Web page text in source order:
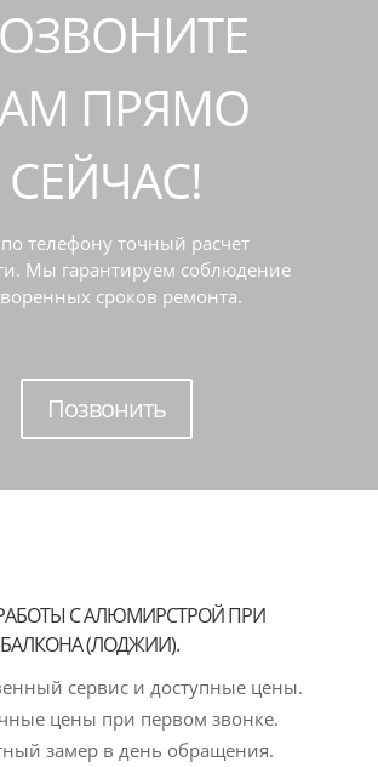
ПРЯМО
СЕЙЧАС!
телефону точный расчет
Мы гарантируем соблюдение
сроков ремонта.
Позвонить
С АЛЮМИРСТРОЙ ПРИ
(ЛОДЖИИ).
сервис и доступные цены.
цены при первом звонке.
замер в день обращения.